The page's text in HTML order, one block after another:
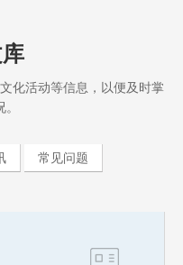
化活动等信息，以便及时掌
常见问题